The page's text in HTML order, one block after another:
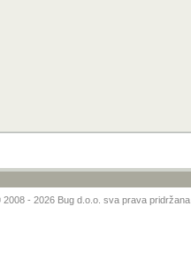
- 2026 Bug d.o.o. sva prava pridržana.